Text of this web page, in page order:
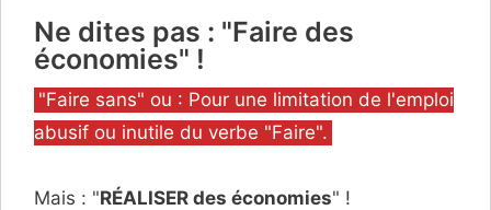
Ne dites pas : "Faire des
économies" !
Catégories
"Faire sans" ou : Pour une limitation de l'emploi
abusif ou inutile du verbe "Faire".
Mais : "RÉALISER des économies" !